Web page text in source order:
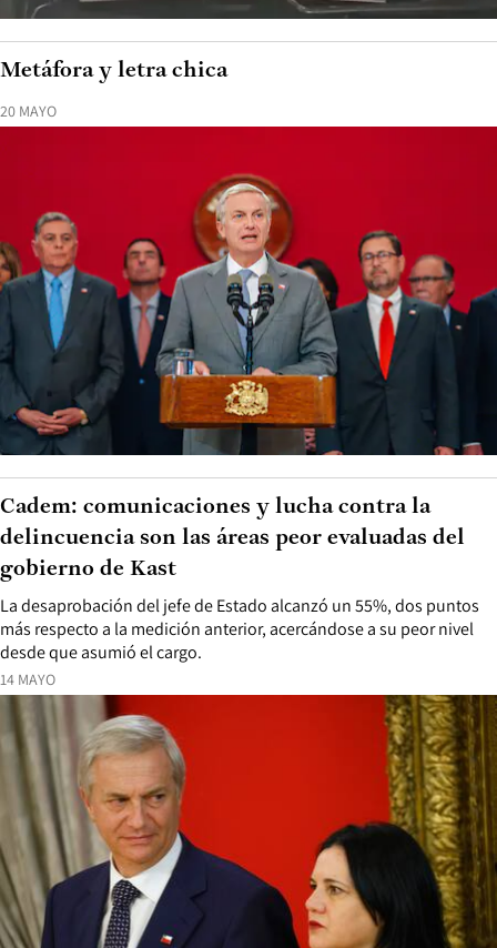
20 MAYO
Metáfora y letra chica
14 MAYO
La desaprobación del jefe de Estado alcanzó un 55%, dos puntos
más respecto a la medición anterior, acercándose a su peor nivel
desde que asumió el cargo.
Cadem: comunicaciones y lucha contra la
delincuencia son las áreas peor evaluadas del
gobierno de Kast